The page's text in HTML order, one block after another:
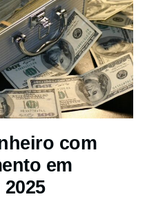
com
em